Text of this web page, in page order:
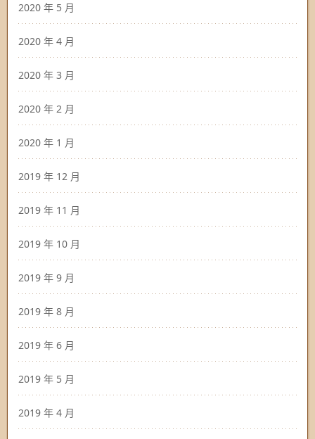
2020 年 5 月
2020 年 4 月
2020 年 3 月
2020 年 2 月
2020 年 1 月
2019 年 12 月
2019 年 11 月
2019 年 10 月
2019 年 9 月
2019 年 8 月
2019 年 6 月
2019 年 5 月
2019 年 4 月